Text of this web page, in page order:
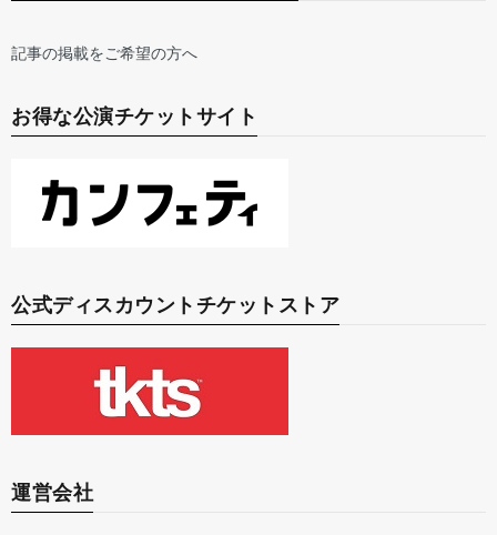
記事の掲載をご希望の方へ
お得な公演チケットサイト
公式ディスカウントチケットストア
運営会社